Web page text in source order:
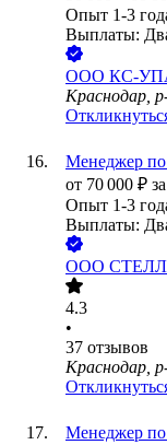
Опыт 1-3
Выплаты:
ООО КС-
Краснодар,
Менеджер
от 70 000 ₽
Опыт 1-3
Выплаты:
ООО
4.3
•
37 отзывов
Краснодар,
Менеджер по